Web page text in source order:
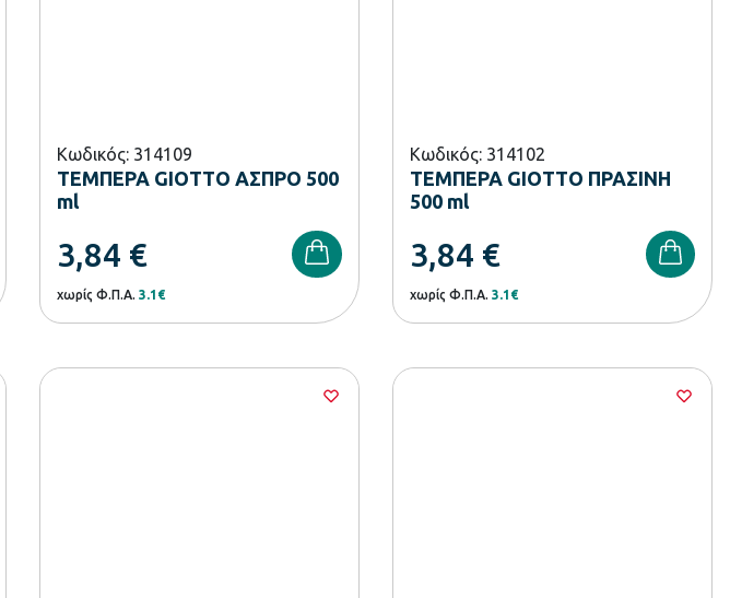
Κωδικός: 314109
ΤΕΜΠΕΡΑ GIOTTO ΑΣΠΡΟ 500
ml
3,84 €
χωρίς Φ.Π.Α. 3.1€
Κωδικός: 314102
ΤΕΜΠΕΡΑ GIOTTO ΠΡΑΣΙΝΗ
500 ml
3,84 €
χωρίς Φ.Π.Α. 3.1€